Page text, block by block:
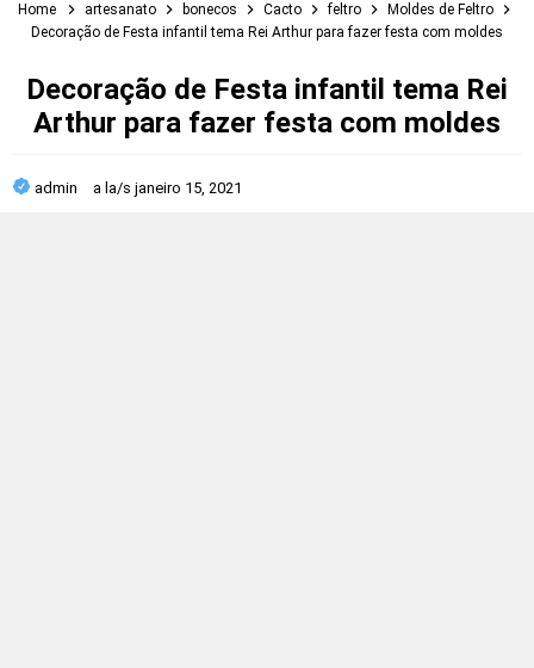
Home artesanato bonecos Cacto feltro
Moldes de Feltro
Decoração de Festa infantil tema Rei Arthur para fazer festa com moldes
Decoração de Festa infantil tema Rei
Arthur para fazer festa com moldes
admin a la/s janeiro 15, 2021